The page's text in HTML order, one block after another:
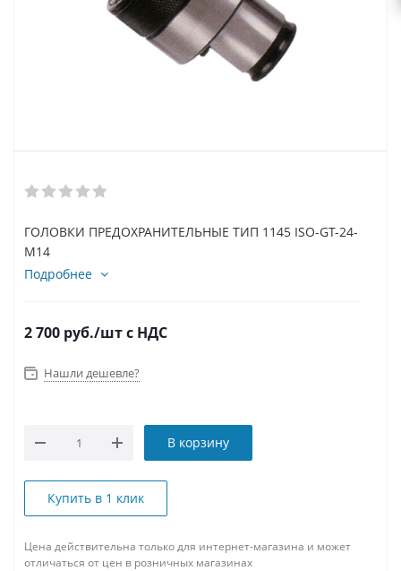
ГОЛОВКИ ПРЕДОХРАНИТЕЛЬНЫЕ ТИП 1145 ISO-GT-24-
M14
Подробнее
2 700 руб./штс НДС
Нашли дешевле?
В корзину
Купить в 1 клик
Цена действительна только для интернет-магазина и может
отличаться от цен в розничных магазинах